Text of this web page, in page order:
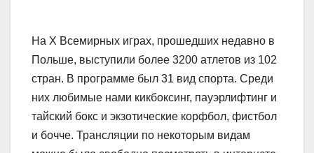
На X Всемирных играх, прошедших недавно в
Польше, выступили более 3200 атлетов из 102
стран. В программе был 31 вид спорта. Среди
них любимые нами кикбоксинг, пауэрлифтинг и
тайский бокс и экзотические корфбол, фистбол
и бочче. Трансляции по некоторым видам